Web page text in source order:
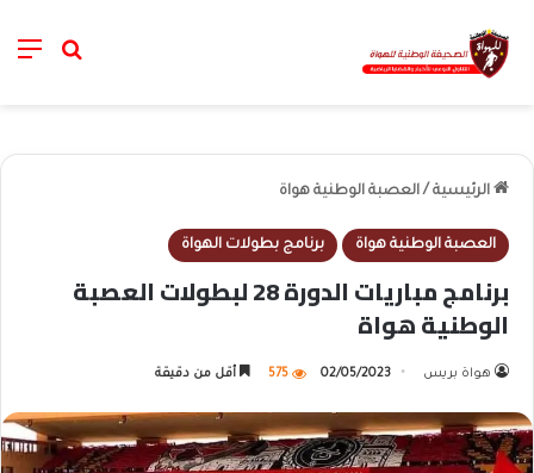
خانة
الرئيسية / العصبة الوطنية هواة
العصبة الوطنية هواة برنامج بطولات الهواة
برنامج مباريات الدورة 28 لبطولات العصبة
الوطنية هواة
هواة بريس 02/05/2023
575 أقل من دقيقة